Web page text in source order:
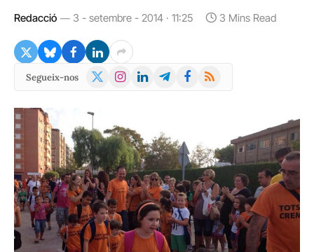
Redacció 3 - setembre - 2014 · 11:25 3 Mins Read
Segueix-nos
X
Instagram
LinkedInTelegramFacebook
RSS